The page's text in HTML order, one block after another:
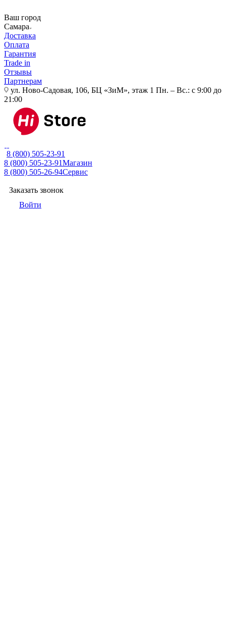
Ваш город
Самара
Доставка
Оплата
Гарантия
Trade in
Отзывы
Партнерам
ул. Ново-Садовая, 106, БЦ «ЗиМ», этаж 1 Пн. – Вс.: с 9:00 до
21:00
8 (800) 505-23-91
8 (800) 505-23-91Магазин
8 (800) 505-26-94Сервис
Заказать звонок
Войти